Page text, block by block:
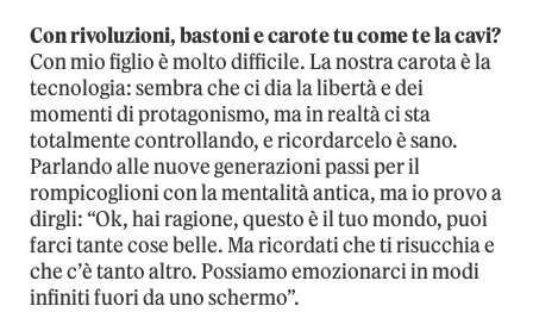
Con rivoluzioni, bastoni e carote tu come te la cavi?
Con mio figlio è molto difficile. La nostra carota è la
tecnologia: sembra che ci dia la libertà e dei
momenti di protagonismo, ma in realtà ci sta
totalmente controllando, e ricordarcelo è sano.
Parlando alle nuove generazioni passi per il
rompicoglioni con la mentalità antica, ma io provo a
dirgli: “Ok, hai ragione, questo è il tuo mondo, puoi
farci tante cose belle. Ma ricordati che ti risucchia e
che c’è tanto altro. Possiamo emozionarci in modi
infiniti fuori da uno schermo”.